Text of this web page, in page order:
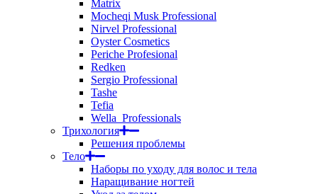
Matrix
Mocheqi Musk Professional
Nirvel Professional
Oyster Cosmetics
Periche Profesional
Redken
Sergio Professional
Tashe
Tefia
Wella_Professionals
Трихология
Решения проблемы
Тело
Наборы по уходу для волос и тела
Наращивание ногтей